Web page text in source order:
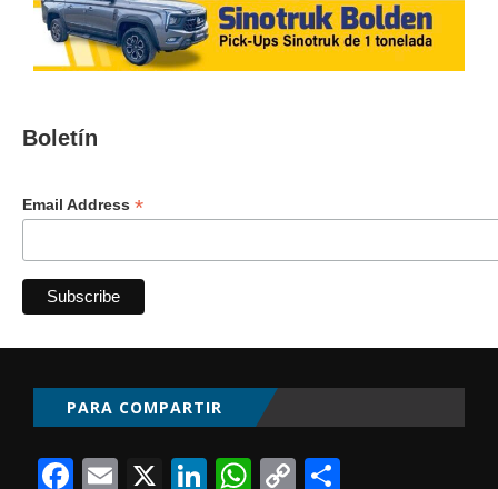
Boletín
Email Address *
PARA COMPARTIR
Facebook
Email
X LinkedIn
WhatsApp
Copy